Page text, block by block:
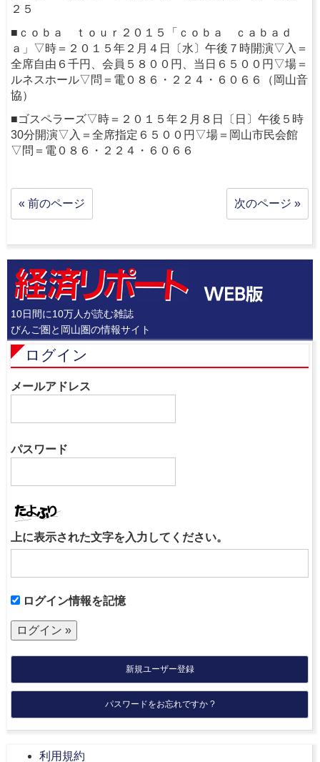
２５
■ｃｏｂａ ｔｏｕｒ２０１５「ｃｏｂａ ｃａｂａｄ
ａ」▽時＝２０１５年２月４日〔水〕午後７時開演▽入＝
全席自由６千円、会員５８００円、当日６５００円▽場＝
ルネスホール▽問＝電０８６・２２４・６０６６（岡山音
協）
■ゴスペラーズ▽時＝２０１５年２月８日〔日〕午後５時
30分開演▽入＝全席指定６５００円▽場＝岡山市民会館
▽問＝電０８６・２２４・６０６６
« 前のページ 次のページ »
10日間に10万人が読む雑誌
びんご圏と岡山圏の情報サイト
ログイン
メールアドレス
パスワード
上に表示された文字を入力してください。
ログイン情報を記憶
新規ユーザー登録
パスワードをお忘れですか ?
利用規約